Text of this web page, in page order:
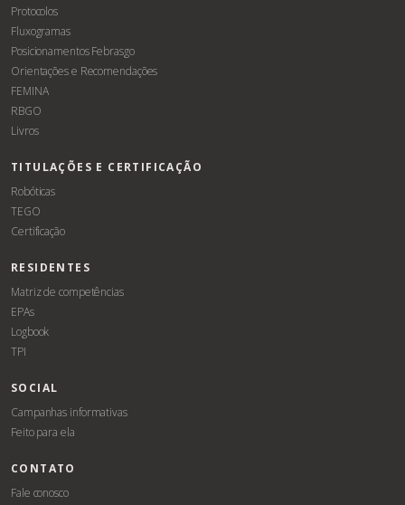
Protocolos
Fluxogramas
Posicionamentos Febrasgo
Orientações e Recomendações
FEMINA
RBGO
Livros
TITULAÇÕES E CERTIFICAÇÃO
Robóticas
TEGO
Certificação
RESIDENTES
Matriz de competências
EPAs
Logbook
TPI
SOCIAL
Campanhas informativas
Feito para ela
CONTATO
Fale conosco